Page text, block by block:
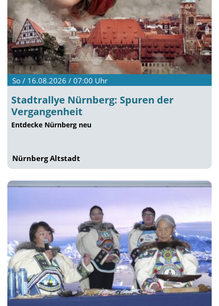
So / 16.08.2026 / 07:00Uhr
Stadtrallye Nürnberg: Spuren der
Vergangenheit
Entdecke Nürnberg neu